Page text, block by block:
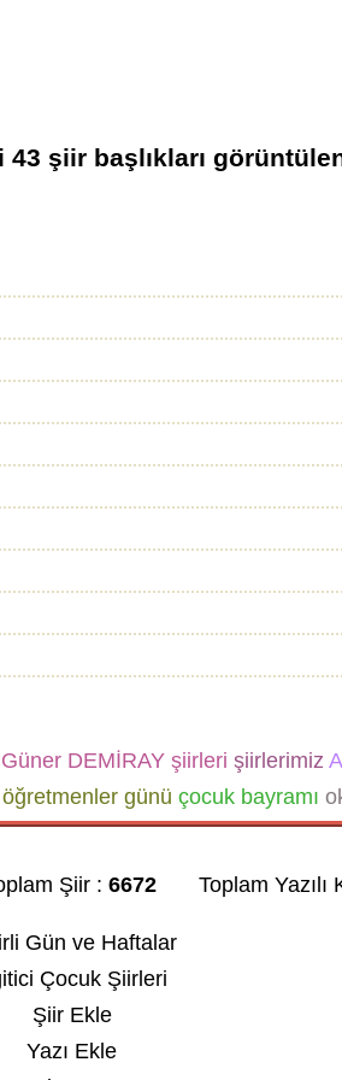
43 şiir başlıkları
DEMİRAY şiirleri şiirlerimiz
öğretmenler günü çocuk bayramı
Şiir :6672 Toplam Yazılı
Gün ve Haftalar
Çocuk Şiirleri
Şiir Ekle
Yazı Ekle